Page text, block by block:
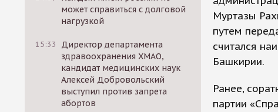
может справиться с долговой
нагрузкой
15:33
Директор департамента
здравоохранения ХМАО,
кандидат медицинских наук
Алексей Добровольский
выступил против запрета
абортов
Муртазы
путем
считался
Башкирии.
Ранее,
партии